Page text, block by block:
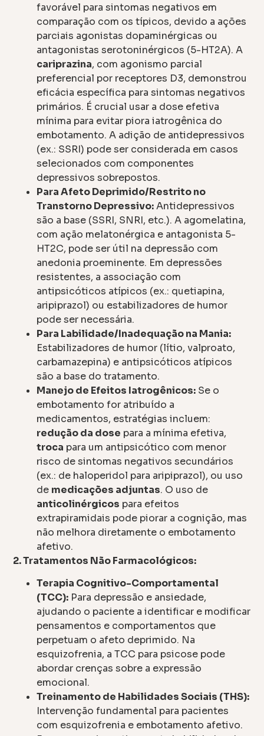
favorável para sintomas negativos em
comparação com os típicos, devido a ações
parciais agonistas dopaminérgicas ou
antagonistas serotoninérgicos (5-HT2A). A
cariprazina, com agonismo parcial
preferencial por receptores D3, demonstrou
eficácia específica para sintomas negativos
primários. É crucial usar a dose efetiva
mínima para evitar piora iatrogênica do
embotamento. A adição de antidepressivos
(ex.: SSRI) pode ser considerada em casos
selecionados com componentes
depressivos sobrepostos.
Para Afeto Deprimido/Restrito no
Transtorno Depressivo:Antidepressivos
são a base (SSRI, SNRI, etc.). A agomelatina,
com ação melatonérgica e antagonista 5-
HT2C, pode ser útil na depressão com
anedonia proeminente. Em depressões
resistentes, a associação com
antipsicóticos atípicos (ex.: quetiapina,
aripiprazol) ou estabilizadores de humor
pode ser necessária.
Para Labilidade/Inadequação na Mania:
Estabilizadores de humor (lítio, valproato,
carbamazepina) e antipsicóticos atípicos
são a base do tratamento.
Manejo de Efeitos Iatrogênicos: Se o
embotamento for atribuído a
medicamentos, estratégias incluem:
redução da dose para a mínima efetiva,
troca para um antipsicótico com menor
risco de sintomas negativos secundários
(ex.: de haloperidol para aripiprazol), ou uso
de medicações adjuntas. O uso de
anticolinérgicos para efeitos
extrapiramidais pode piorar a cognição, mas
não melhora diretamente o embotamento
afetivo.
2. Tratamentos Não Farmacológicos:
Terapia Cognitivo-Comportamental
(TCC): Para depressão e ansiedade,
ajudando o paciente a identificar e modificar
pensamentos e comportamentos que
perpetuam o afeto deprimido. Na
esquizofrenia, a TCC para psicose pode
abordar crenças sobre a expressão
emocional.
Treinamento de Habilidades Sociais (THS):
Intervenção fundamental para pacientes
com esquizofrenia e embotamento afetivo.